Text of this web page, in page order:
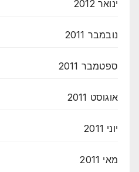
ינואר 2012
נובמבר 2011
ספטמבר 2011
אוגוסט 2011
יוני 2011
מאי 2011